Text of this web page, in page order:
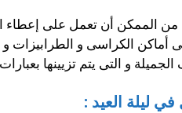
الممكن أن تعمل على إعطاء
أماكن الكراسى و الطرابيزات
و التى يتم تزيينها
ليلة العيد :